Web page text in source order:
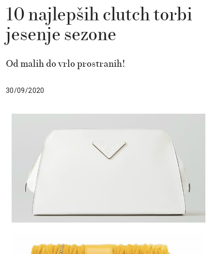
10 najlepših clutch torbi
jesenje sezone
Od malih do vrlo prostranih!
30/09/2020